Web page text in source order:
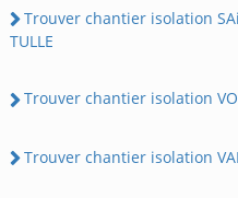
Trouver chantier isolation
TULLE
Trouver chantier isolation
Trouver chantier isolation